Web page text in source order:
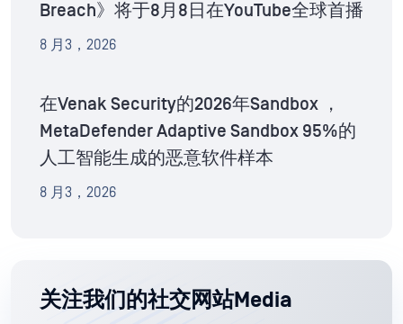
Breach》将于8月8日在YouTube全球首播
8 月3，2026
在Venak Security的2026年Sandbox ，
MetaDefender Adaptive Sandbox 95%的
人工智能生成的恶意软件样本
8 月3，2026
关注我们的社交网站Media